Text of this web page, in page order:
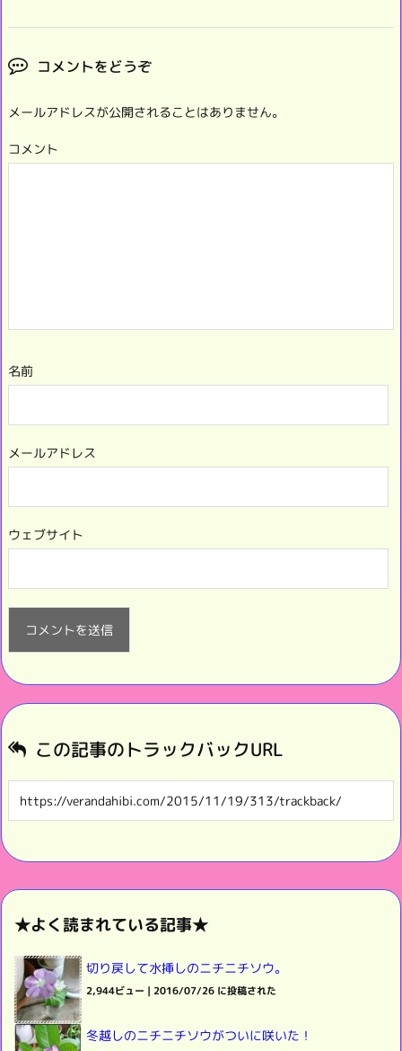
コメントをどうぞ
メールアドレスが公開されることはありません。
コメント
名前
メールアドレス
ウェブサイト
この記事のトラックバックURL
★よく読まれている記事★
切り戻して水挿しのニチニチソウ。
2,944ビュー | 2016/07/26 に投稿された
冬越しのニチニチソウがついに咲いた！